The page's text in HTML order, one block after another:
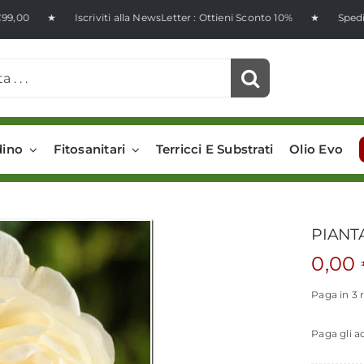
alla NewsLetter : Ottieni Sconto 10% ★ Spedizione
Fitosanitari Terricci E Substrati Olio Evo
0,00
Paga in 3
Paga gli